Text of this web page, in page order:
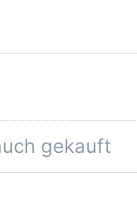
gekauft